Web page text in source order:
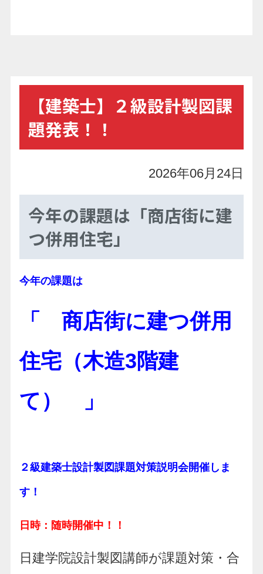
【建築士】２級設計製図課
題発表！！
2026年06月24日
今年の課題は「商店街に建
つ併用住宅」
今年の課題は
「 商店街に建つ併用
住宅（木造3階建
て） 」
２級建築士設計製図課題対策説明会開催しま
す！
日時：随時開催中！！
日建学院設計製図講師が課題対策・合